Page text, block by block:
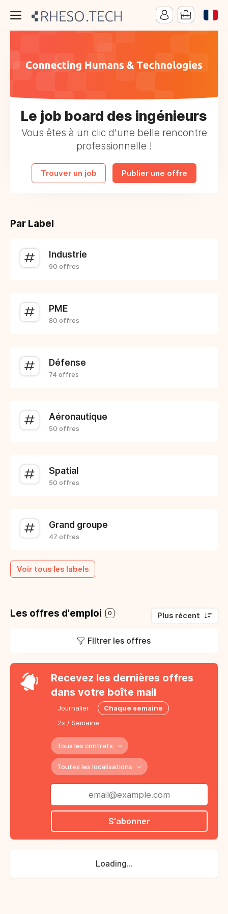
Le job board des ingénieurs
Vous êtes à un clic d'une belle rencontre
professionnelle !
Trouver un job Publier une offre
Par Label
Industrie
90 offres
PME
80 offres
Défense
74 offres
Aéronautique
50 offres
Spatial
50 offres
Grand groupe
47 offres
Voir tous les labels
Les offres d'emploi 0 Plus récent
FIltrer les offres
Recevez les dernières offres
dans votre boîte mail
Journalier
Chaque semaine
2x / Semaine
Tous les contrats
Toutes les localisations
S'abonner
Loading...